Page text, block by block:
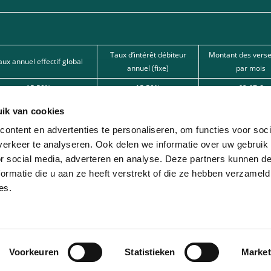
van cookies
en advertenties te personaliseren, om functies voor
te analyseren. Ook delen we informatie over uw gebruik
social media, adverteren en analyse. Deze partners kunnen
die u aan ze heeft verstrekt of die ze hebben
Voorkeuren Statistieken
annuel effectif global
Taux d’intérêt débiteur
annuel (fixe)
Montant des
par mois
15,50% 15,50% 62,67 €
15,50%
12% 12% 166,22 € 
par l’une de nos banques partenaires. Intermédiaire de crédit (agent à
avec différentes sociétés de leasing partenaires. Cette option est réservée
© 2026 - Lease-Je-Scooter.be